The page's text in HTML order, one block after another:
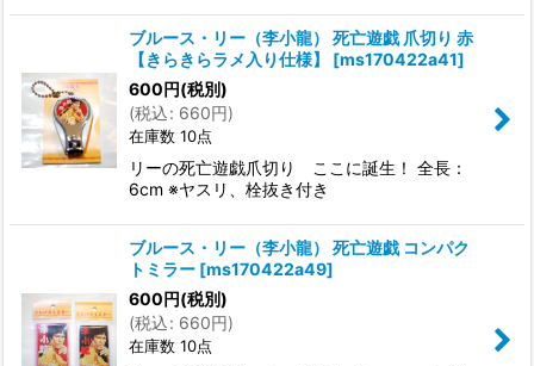
ブルース・リー（李小龍） 死亡遊戯 爪切り 赤
【きらきらラメ入り仕様】
[ms170422a41]
600円(税別)
(税込: 660円)
在庫数 10点
リーの死亡遊戯爪切り ここに誕生！ 全長：
6cm ※ヤスリ、栓抜き付き
ブルース・リー（李小龍） 死亡遊戯 コンパク
トミラー [ms170422a49]
600円(税別)
(税込: 660円)
在庫数 10点